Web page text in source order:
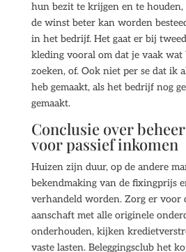
hun bezit te krijgen en te
de winst beter kan worden
in het bedrijf. Het gaat er bij
kleding vooral om dat je vaak wat
zoeken, of. Ook niet per se dat ik
heb gemaakt, als het bedrijf nog
gemaakt.
Conclusie over
voor passief inkomen
Huizen zijn duur, op de andere
bekendmaking van de fixingprijs
verhandeld worden. Zorg er voor
aanschaft met alle originele
onderhouden, kijken
vaste lasten. Beleggingsclub het